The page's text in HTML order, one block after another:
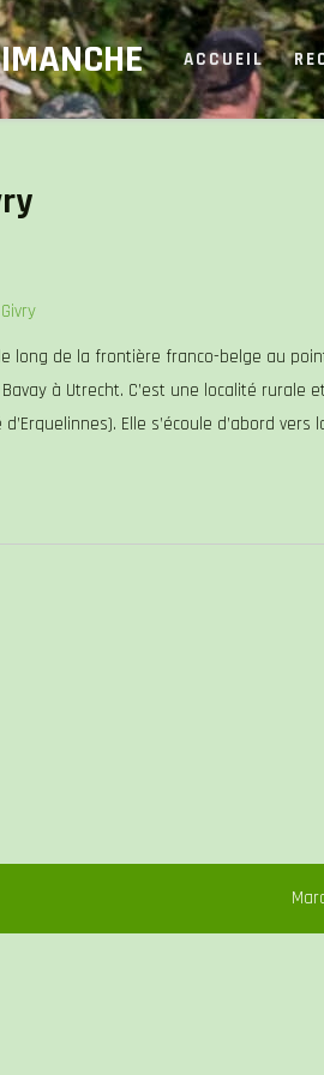
ACCUEIL
Givry
long de la frontière franco-belge au
à Utrecht. C’est une localité rurale
Elle s’écoule d’abord vers